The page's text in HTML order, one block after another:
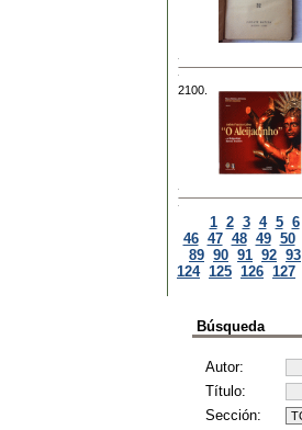
2100.
1 2 3 4 5 6
46 47 48 49 50
89 90 91 92 93
124 125 126 127
Búsqueda
Autor:
Título:
Sección: